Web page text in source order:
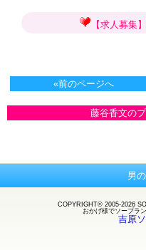
【求人募集
«前のページへ
藤谷香文の
男
COPYRIGHT© 2005-2026
おかげ様でソープラ
吉原